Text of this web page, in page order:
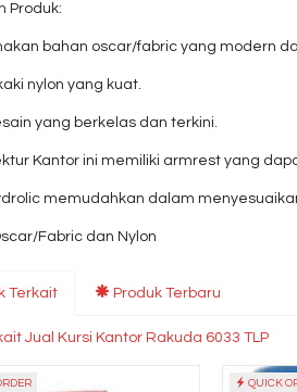
Produk:
bahan oscar/fabric yang modern
nylon yang kuat.
yang berkelas dan terkini.
Kantor ini memiliki armrest yang
memudahkan dalam
Fabric dan Nylon
Terkait Produk Terbaru
Jual Kursi Kantor Rakuda 6033 TLP
QUICK